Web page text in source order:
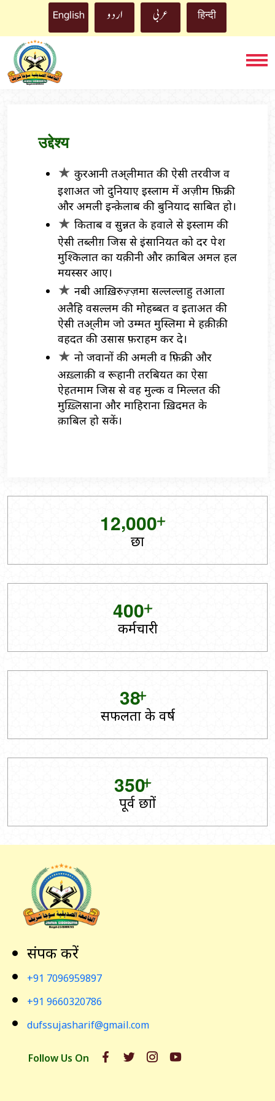
English اردو عربي हिन्दी
उद्देश्य
कुरआनी तअ़्लीमात की ऐसी तरवीज व
इशाअ़त जो दुनियाए इस्लाम में अ़ज़ीम फ़िक्री
और अ़मली इन्क़ेलाब की बुनियाद साबित हो।
किताब व सुन्नत के ह़वाले से इस्लाम की
ऐसी तब्लीग़ जिस से इंसानियत को दर पेश
मुश्किलात का यक़ीनी और क़ाबिल अ़मल ह़ल
मयस्सर आए।
नबी आख़िरुज़्ज़मा स़ल्लल्लाहु तअ़ाला
अ़लैहि वसल्लम की मोहब्बत व इत़ाअ़त की
ऐसी तअ़्लीम जो उम्मत मुस्लिमा मे ह़क़ीक़ी
वहदत की उसास फ़राहम कर दे।
नो जवानों की अ़मली व फ़िक्री और
अख़्लाक़ी व रूहानी तरबियत का ऐसा
ऐहतमाम जिस से वह मुल्क व मिल्लत की
मुख़्लिस़ाना और माहिराना ख़िदमत के
क़ाबिल हो सकें।
12,000+
छात्र
400+
कर्मचारी
38+
सफलता के वर्ष
350+
पूर्व छात्रों
संपर्क करें
+91 7096959897
+91 9660320786
dufssujasharif@gmail.com
Follow Us On